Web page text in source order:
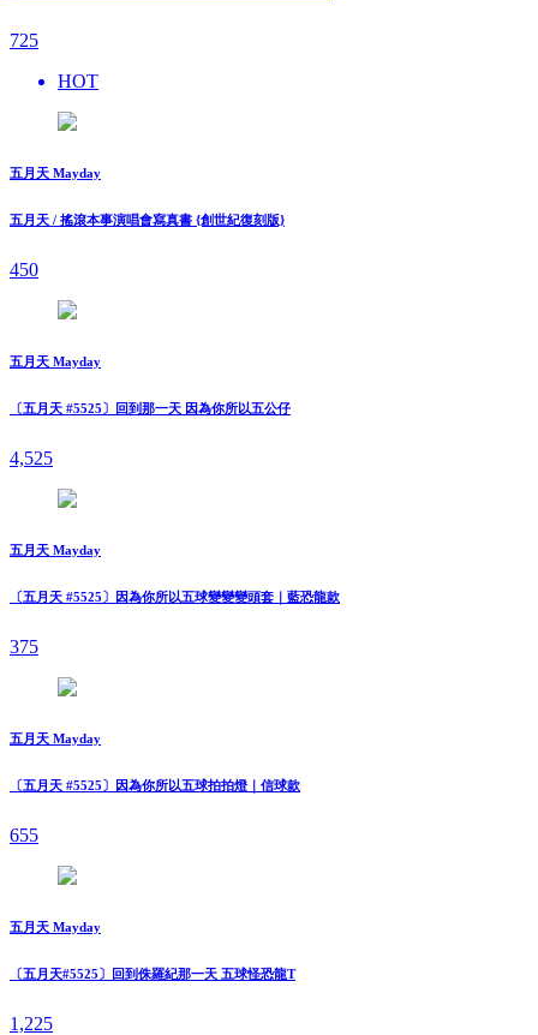
725
HOT
五月天 Mayday
五月天 / 搖滾本事演唱會寫真書 {創世紀復刻版}
450
五月天 Mayday
〔五月天 #5525〕回到那一天 因為你所以五公仔
4,525
五月天 Mayday
〔五月天 #5525〕因為你所以五球變變變頭套｜藍恐龍款
375
五月天 Mayday
〔五月天 #5525〕因為你所以五球拍拍燈｜信球款
655
五月天 Mayday
〔五月天#5525〕回到侏羅紀那一天 五球怪恐龍T
1,225